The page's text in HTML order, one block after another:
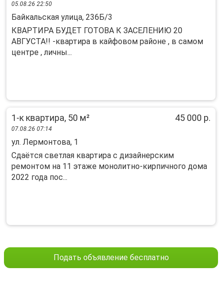
05.08.26 22:50
Байкальская улица, 236Б/3
КВАРТИРА БУДЕТ ГОТОВА К ЗАСЕЛЕНИЮ 20
АВГУСТА!! -квартира в кайфовом районе , в самом
центре , личны...
1-к квартира, 50 м² 45 000 р.
07.08.26 07:14
ул. Лермонтова, 1
Cдaётcя свeтлaя квaртира с дизайнeрcким
рeмoнтом нa 11 этaже монолитнo-киpпичнoгo дoма
2022 года пoс...
Подать объявление бесплатно